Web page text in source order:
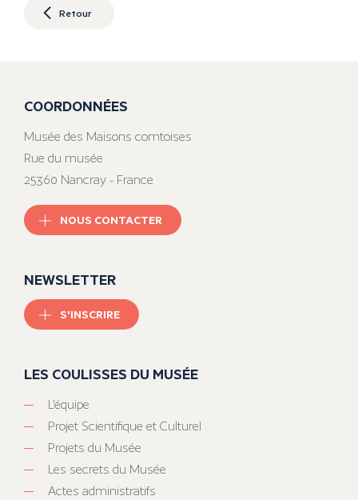
Retour
COORDONNÉES
Musée des Maisons comtoises
Rue du musée
25360 Nancray - France
NOUS CONTACTER
NEWSLETTER
S'INSCRIRE
LES COULISSES DU MUSÉE
L’équipe
Projet Scientifique et Culturel
Projets du Musée
Les secrets du Musée
Actes administratifs